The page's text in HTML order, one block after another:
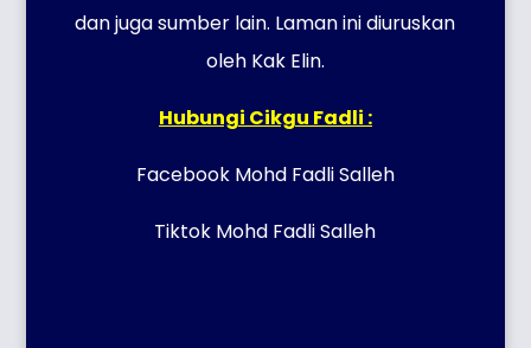
dan juga sumber lain. Laman ini diuruskan
oleh Kak Elin.
Hubungi Cikgu Fadli :
Facebook Mohd Fadli Salleh
Tiktok Mohd Fadli Salleh